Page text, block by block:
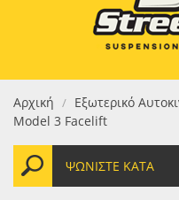
Αρχική / Εξωτερικό
Model 3 Facelift
ΨΩΝΊΣΤΕ ΚΑΤΆ